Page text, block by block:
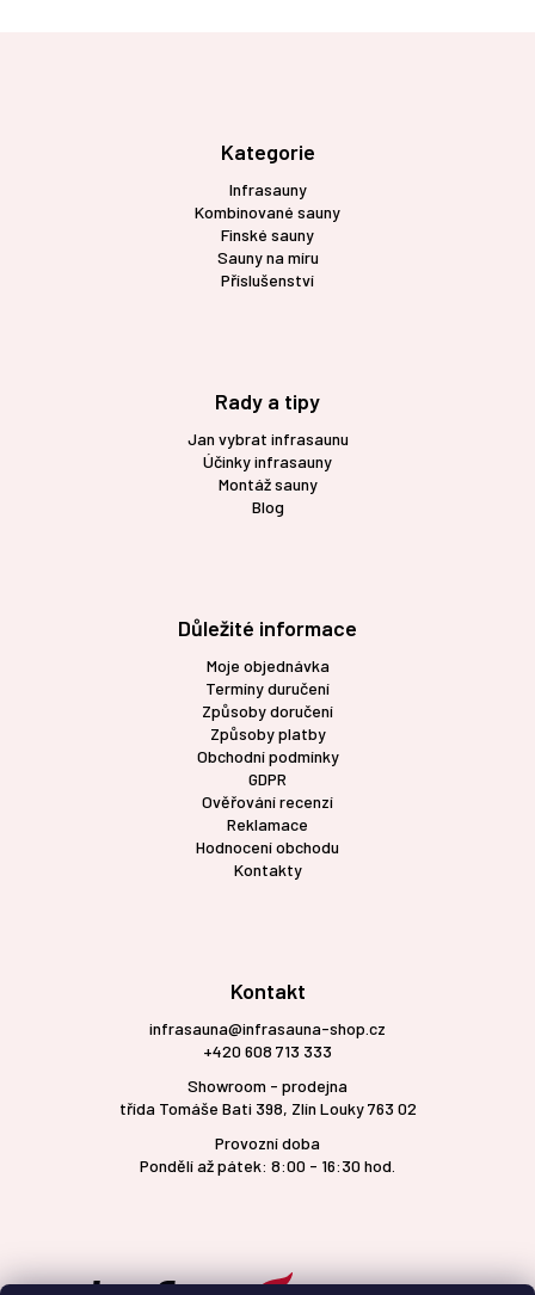
Kategorie
Infrasauny
Kombinované sauny
Finské sauny
Sauny na míru
Příslušenství
Rady a tipy
Jan vybrat infrasaunu
Účinky infrasauny
Montáž sauny
Blog
Důležité informace
Moje objednávka
Termíny duručení
Způsoby doručení
Způsoby platby
Obchodní podmínky
GDPR
Ověřování recenzí
Reklamace
Hodnocení obchodu
Kontakty
Kontakt
infrasauna@infrasauna-shop.cz
+420 608 713 333
Showroom - prodejna
třída Tomáše Bati 398, Zlín Louky 763 02
Provozní doba
Pondělí až pátek: 8:00 - 16:30 hod.